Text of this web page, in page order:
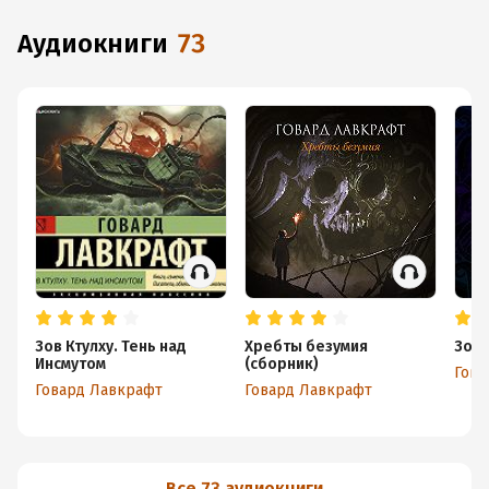
аудиокниги 73
Зов Ктулху. Тень над
Инсмутом
Говард Лавкрафт
Хребты безумия
(сборник)
Говард Лавкрафт
Зов